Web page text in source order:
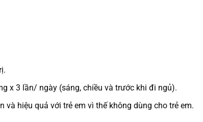
x 3 lần/ ngày (sáng, chiều và trước khi đi ngủ).
và hiệu quả với trẻ em vì thế không dùng cho trẻ em.